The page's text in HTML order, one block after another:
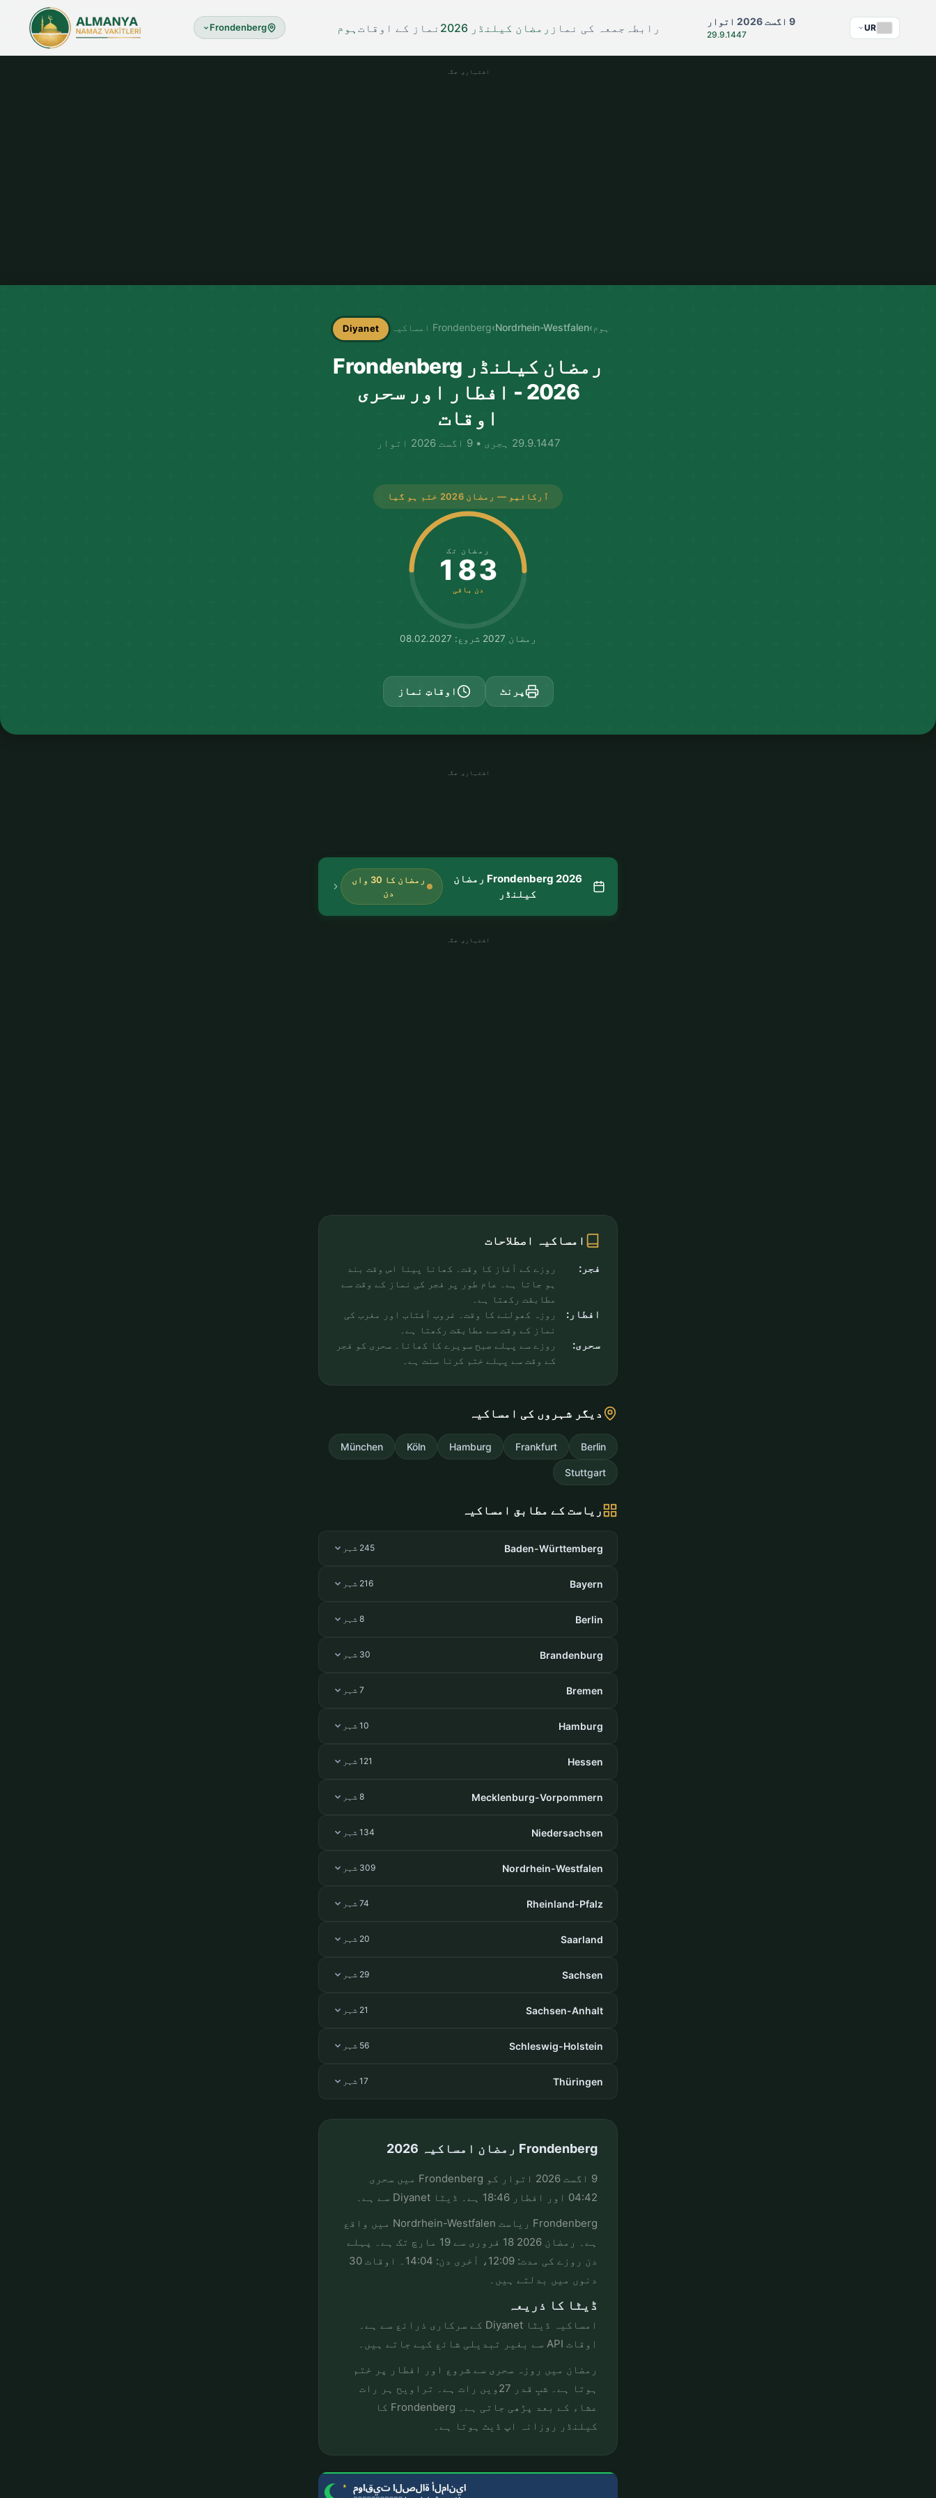
Frondenberg ہومنماز کے اوقات رمضان کیلنڈر 2026 جمعہ کی نماز رابطہ 9 اگست 2026 اتوار
29.9.1447
UR
اشتہاری جگہ
ہوم›
Nordrhein-Westfalen
›Frondenberg امساکیہ Diyanet
رمضان کیلنڈر Frondenberg
2026 - افطار اور سحری
اوقات
29.9.1447 ہجری • 9 اگست 2026 اتوار
آرکائیو — رمضان 2026 ختم ہو گیا
رمضان تک
183
دن باقی
رمضان 2027 شروع: 08.02.2027
پرنٹ اوقاتِ نماز
اشتہاری جگہ
Frondenberg 2026 رمضان
کیلنڈر
رمضان کا 30 واں
دن
اشتہاری جگہ
امساکیہ اصطلاحات
فجر:
روزے کے آغاز کا وقت۔ کھانا پینا اس وقت بند
ہو جاتا ہے۔ عام طور پر فجر کی نماز کے وقت سے
مطابقت رکھتا ہے۔
افطار:
روزہ کھولنے کا وقت۔ غروب آفتاب اور مغرب کی
نماز کے وقت سے مطابقت رکھتا ہے۔
سحری:
روزے سے پہلے صبح سویرے کا کھانا۔ سحری کو فجر
کے وقت سے پہلے ختم کرنا سنت ہے۔
دیگر شہروں کی امساکیہ
Berlin
Frankfurt
Hamburg
Köln
München
Stuttgart
ریاست کے مطابق امساکیہ
Baden-Württemberg 245 شہر
Bayern 216 شہر
Berlin 8 شہر
Brandenburg 30 شہر
Bremen 7 شہر
Hamburg 10 شہر
Hessen 121 شہر
Mecklenburg-Vorpommern 8 شہر
Niedersachsen 134 شہر
Nordrhein-Westfalen 309 شہر
Rheinland-Pfalz 74 شہر
Saarland 20 شہر
Sachsen 29 شہر
Sachsen-Anhalt 21 شہر
Schleswig-Holstein 56 شہر
Thüringen 17 شہر
Frondenberg رمضان امساکیہ 2026
9 اگست 2026 اتوار کو Frondenberg میں سحری
04:42 اور افطار 18:46 ہے۔ ڈیٹا Diyanet سے ہے۔
Frondenberg ریاست Nordrhein-Westfalen میں واقع
ہے۔ رمضان 2026 18 فروری سے 19 مارچ تک ہے۔ پہلے
دن روزے کی مدت: 12:09، آخری دن: 14:04۔ اوقات 30
دنوں میں بدلتے ہیں۔
ڈیٹا کا ذریعہ
امساکیہ ڈیٹا Diyanet کے سرکاری ذرائع سے ہے۔
اوقات API سے بغیر تبدیلی شائع کیے جاتے ہیں۔
رمضان میں روزہ سحری سے شروع اور افطار پر ختم
ہوتا ہے۔ شبِ قدر 27ویں رات ہے۔ تراویح ہر رات
عشاء کے بعد پڑھی جاتی ہے۔ Frondenberg کا
کیلنڈر روزانہ اپ ڈیٹ ہوتا ہے۔